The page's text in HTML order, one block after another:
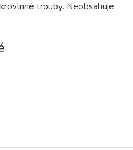
trouby. Neobsahuje